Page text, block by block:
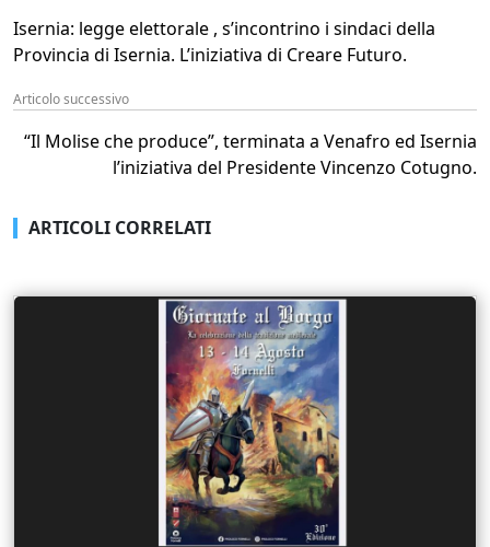
Isernia: legge elettorale , s’incontrino i sindaci della
Provincia di Isernia. L’iniziativa di Creare Futuro.
Articolo successivo
“Il Molise che produce”, terminata a Venafro ed Isernia
l’iniziativa del Presidente Vincenzo Cotugno.
ARTICOLI CORRELATI